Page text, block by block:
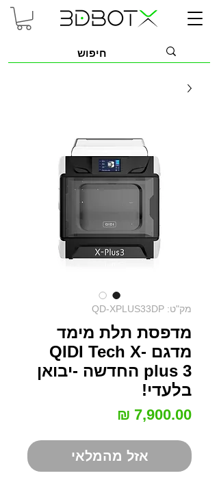
מק"ט: QD-XPLUS33DP
מדפסת תלת מימד
מדגם QIDI Tech X-
plus 3 החדשה -יבואן
בלעדי!
אזל מהמלאי